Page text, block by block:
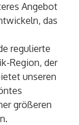
Angebot
das
regulierte
Region, der
unseren
größeren